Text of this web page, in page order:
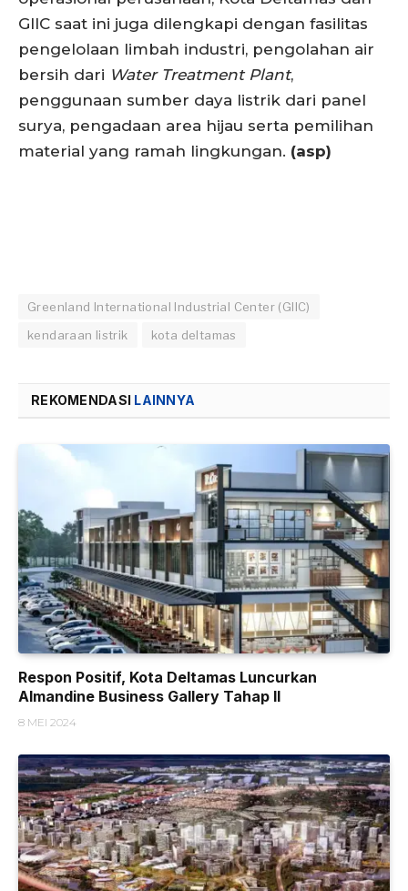
GIIC saat ini juga dilengkapi dengan fasilitas
pengelolaan limbah industri, pengolahan air
bersih dari Water Treatment Plant,
penggunaan sumber daya listrik dari panel
surya, pengadaan area hijau serta pemilihan
material yang ramah lingkungan. (asp)
Greenland International Industrial Center (GIIC)
kendaraan listrik
kota deltamas
REKOMENDASI LAINNYA
Respon Positif, Kota Deltamas Luncurkan
Almandine Business Gallery Tahap II
8 MEI 2024